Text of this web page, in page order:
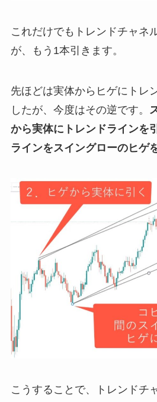
これだけでもトレンドチャネ
が、もう1本引きます。
先ほどは実体からヒゲにトレ
したが、今度はその逆です。
から実体にトレンドラインを
ラインをスイングローのヒゲ
こうすることで、トレンドチ